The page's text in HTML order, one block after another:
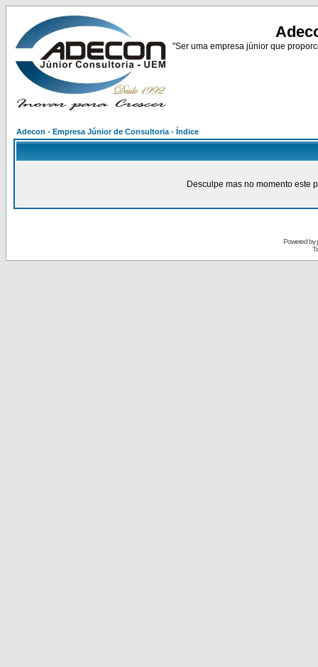
"Ser uma empresa júnior que
Adecon - Empresa Júnior de Consultoria - Índice
Desculpe mas no momento este
Powered by